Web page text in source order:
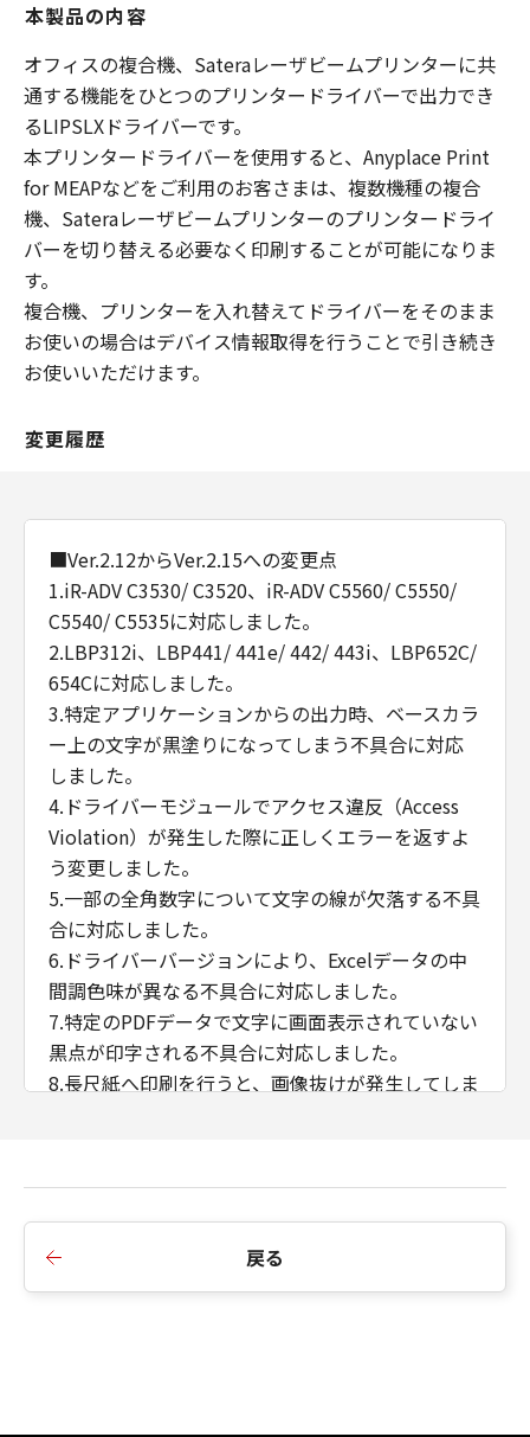
本製品の内容
オフィスの複合機、Sateraレーザビームプリンターに共
通する機能をひとつのプリンタードライバーで出力でき
るLIPSLXドライバーです。
本プリンタードライバーを使用すると、Anyplace Print
for MEAPなどをご利用のお客さまは、複数機種の複合
機、Sateraレーザビームプリンターのプリンタードライ
バーを切り替える必要なく印刷することが可能になりま
す。
複合機、プリンターを入れ替えてドライバーをそのまま
お使いの場合はデバイス情報取得を行うことで引き続き
お使いいただけます。
変更履歴
■Ver.2.12からVer.2.15への変更点
1.iR-ADV C3530/ C3520、iR-ADV C5560/ C5550/
C5540/ C5535に対応しました。
2.LBP312i、LBP441/ 441e/ 442/ 443i、LBP652C/
654Cに対応しました。
3.特定アプリケーションからの出力時、ベースカラ
ー上の文字が黒塗りになってしまう不具合に対応
しました。
4.ドライバーモジュールでアクセス違反（Access
Violation）が発生した際に正しくエラーを返すよ
う変更しました。
5.一部の全角数字について文字の線が欠落する不具
合に対応しました。
6.ドライバーバージョンにより、Excelデータの中
間調色味が異なる不具合に対応しました。
7.特定のPDFデータで文字に画面表示されていない
黒点が印字される不具合に対応しました。
8.長尺紙へ印刷を行うと、画像抜けが発生してしま
11.ぺージ集約（Nin1）+ 製本印刷機能に対応しま
した。
戻る